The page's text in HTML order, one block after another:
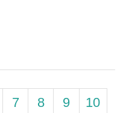
7 8 9
10